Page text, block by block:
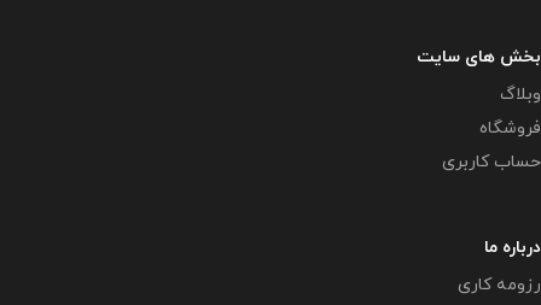
بخش های سایت
وبلاگ
فروشگاه
حساب کاربری
درباره ما
رزومه کاری